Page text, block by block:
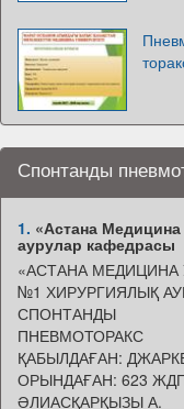
Спонтанды
1. «Астана
аурулар кафедрасы
«АСТАНА МЕДИЦИНА
№1 ХИРУРГИЯЛЫҚ
СПОНТАНДЫ
ПНЕВМОТОРАКС
ҚАБЫЛДАҒАН:
ОРЫНДАҒАН: 623
ӘЛИАСҚАРҚЫЗЫ А.